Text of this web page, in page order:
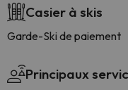
Casier à skis
Garde-Ski de paiement
Principaux